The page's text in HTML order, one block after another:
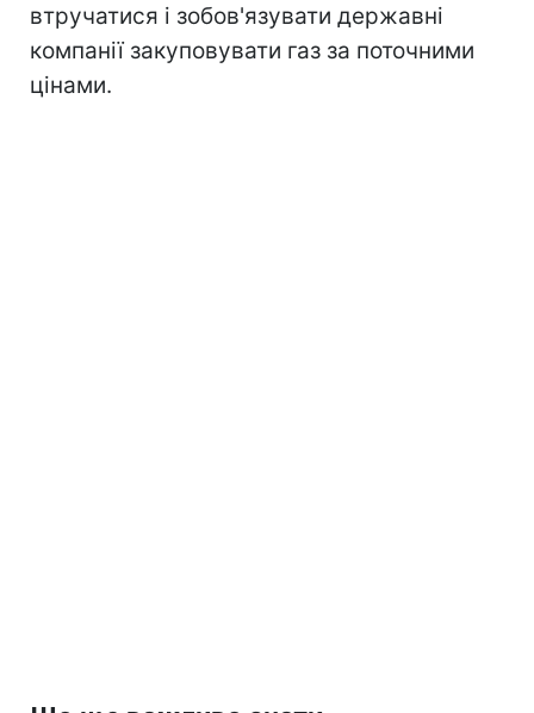
втручатися і зобов'язувати державні
компанії закуповувати газ за поточними
цінами.